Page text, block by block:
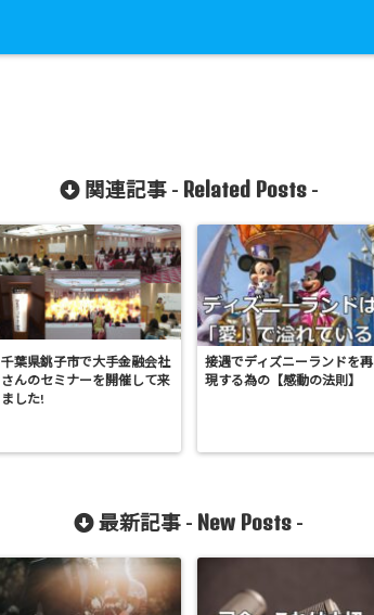
関連記事 - Related Posts-
千葉県銚子市で大手金融会社
さんのセミナーを開催して来
ました!
接遇でディズニーランドを再
現する為の【感動の法則】
最新記事 - New Posts -